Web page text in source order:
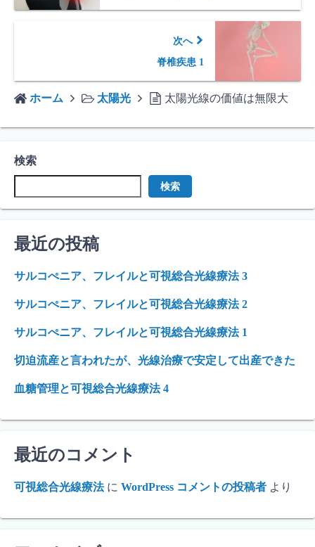
次へ
脊椎疾患 1
ホーム 太陽光 太陽光線の価値は無限大
検索
検索
最近の投稿
サルコぺニア、フレイルと可視総合光線療法 3
サルコぺニア、フレイルと可視総合光線療法 2
サルコぺニア、フレイルと可視総合光線療法 1
切迫流産と言われたが、光線治療で安定して出産できた
血糖管理と可視総合光線療法 4
最近のコメント
可視総合光線療法に WordPress コメントの投稿者 より